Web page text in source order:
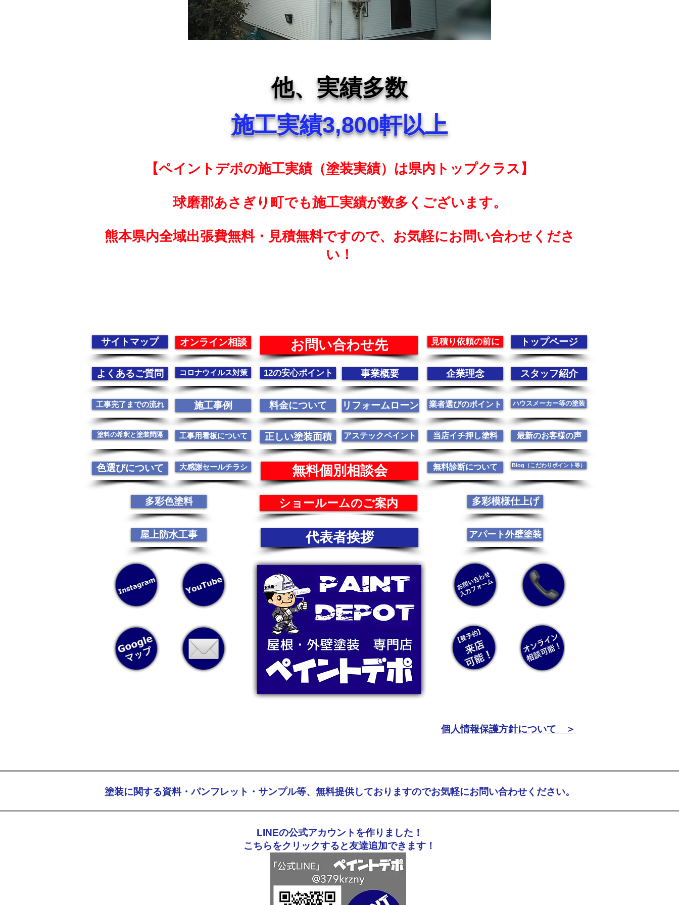
他、実績多数
施工実績3,800軒以上
【ペイントデポの施工実績（塗装実績）は県内トップクラス】
球磨郡あさぎり町でも施工実績が数多くございます。
熊本県内全域出張費無料・見積無料ですので、お気軽にお問い合わせくださ
い！
サイトマップ オンライン相談 お問い合わせ先 見積り依頼の前に トップページ
よくあるご質問 コロナウイルス対策 12の安心ポイント 事業概要 企業理念 スタッフ紹介
工事完了までの流れ 施工事例 料金について リフォームローン 業者選びのポイント ハウスメーカー等の塗装
塗料の希釈と塗装間隔 工事用看板について 正しい塗装面積 アステックペイント 当店イチ押し塗料 最新のお客様の声
色選びについて 大感謝セールチラシ 無料個別相談会 無料診断について Blog（こだわりポイント等）
多彩色塗料
屋上防水工事
ショールームのご案内
代表者挨拶
多彩模様仕上げ
アパート外壁塗装
個人情報保護方針について ＞
​塗装に関する資料・パンフレット・サンプル等、無料提供しておりますのでお気軽にお問い合わせください。
LINEの公式アカウントを作りました！
こちらをクリックすると友達追加できます！